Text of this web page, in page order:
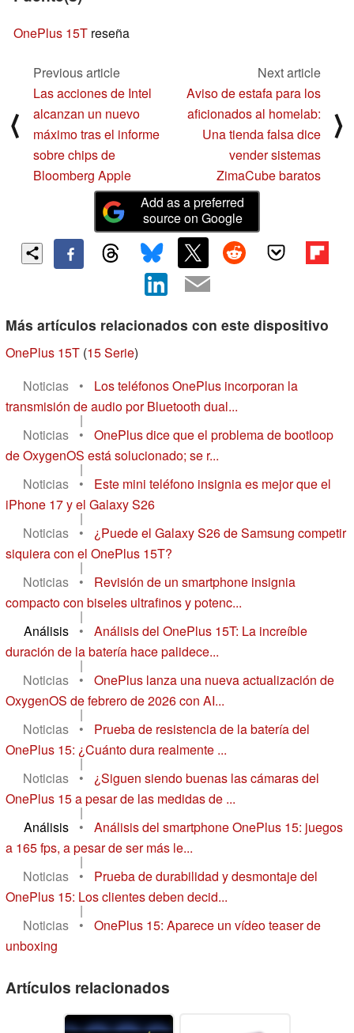
OnePlus 15T reseña
⟨
Previous article
Las acciones de Intel
alcanzan un nuevo
máximo tras el informe
sobre chips de
Bloomberg Apple
Next article
Aviso de estafa para los
aficionados al homelab:
Una tienda falsa dice
vender sistemas
ZimaCube baratos
⟩
Add as a preferred
source on Google
Más artículos relacionados con este dispositivo
OnePlus 15T (15 Serie)
Noticias
•
Los teléfonos OnePlus incorporan la
transmisión de audio por Bluetooth dual...
|
Noticias
•
OnePlus dice que el problema de bootloop
de OxygenOS está solucionado; se r...
|
Noticias
•
Este mini teléfono insignia es mejor que el
iPhone 17 y el Galaxy S26
|
Noticias
•
¿Puede el Galaxy S26 de Samsung competir
siquiera con el OnePlus 15T?
|
Noticias
•
Revisión de un smartphone insignia
compacto con biseles ultrafinos y potenc...
|
Análisis
•
Análisis del OnePlus 15T: La increíble
duración de la batería hace palidece...
|
Noticias
•
OnePlus lanza una nueva actualización de
OxygenOS de febrero de 2026 con AI...
|
Noticias
•
Prueba de resistencia de la batería del
OnePlus 15: ¿Cuánto dura realmente ...
|
Noticias
•
¿Siguen siendo buenas las cámaras del
OnePlus 15 a pesar de las medidas de ...
|
Análisis
•
Análisis del smartphone OnePlus 15: juegos
a 165 fps, a pesar de ser más le...
|
Noticias
•
Prueba de durabilidad y desmontaje del
OnePlus 15: Los clientes deben decid...
|
Noticias
•
OnePlus 15: Aparece un vídeo teaser de
unboxing
Artículos relacionados